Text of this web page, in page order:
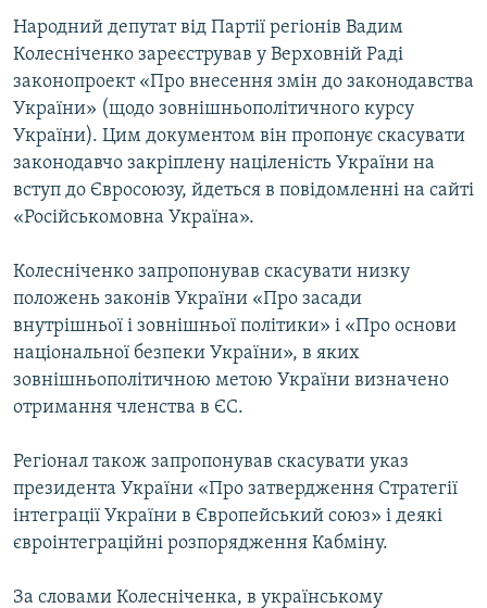
Усі сайти RFE/RL
Народний депутат від Партії регіонів Вадим
Колесніченко зареєстрував у Верховній Раді
законопроект «Про внесення змін до законодавства
України» (щодо зовнішньополітичного курсу
України). Цим документом він пропонує скасувати
законодавчо закріплену націленість України на
вступ до Євросоюзу, йдеться в повідомленні на сайті
«Російськомовна Україна».
Колесніченко запропонував скасувати низку
положень законів України «Про засади
внутрішньої і зовнішньої політики» і «Про основи
національної безпеки України», в яких
зовнішньополітичною метою України визначено
отримання членства в ЄС.
Регіонал також запропонував скасувати указ
президента України «Про затвердження Стратегії
інтеграції України в Європейський союз» і деякі
євроінтеграційні розпорядження Кабміну.
За словами Колесніченка, в українському